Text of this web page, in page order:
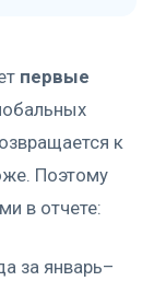
первые
к
Поэтому
в отчете:
за январь–